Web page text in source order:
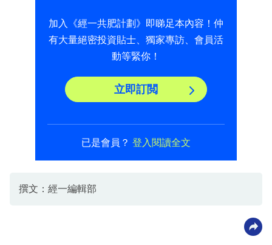
加入《經一共肥計劃》即睇足本內容！仲
有大量絕密投資貼士、獨家專訪、會員活
動等緊你！
立即訂閲
已是會員？ 登入閱讀全文
撰文：經一編輯部